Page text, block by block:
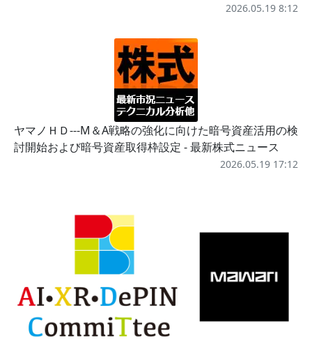
2026.05.19 8:12
ヤマノＨＤ---M＆A戦略の強化に向けた暗号資産活用の検
討開始および暗号資産取得枠設定 - 最新株式ニュース
2026.05.19 17:12